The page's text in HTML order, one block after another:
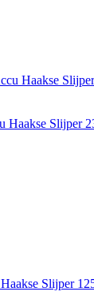
Slijper